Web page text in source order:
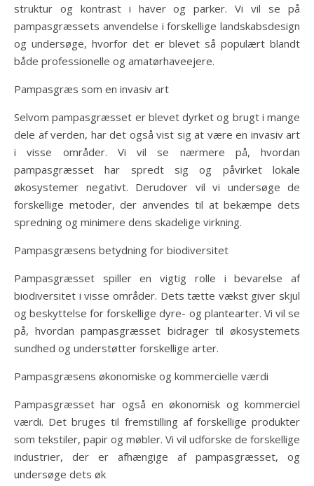
struktur og kontrast i haver og parker. Vi vil se på
pampasgræssets anvendelse i forskellige landskabsdesign
og undersøge, hvorfor det er blevet så populært blandt
både professionelle og amatørhaveejere.
Pampasgræs som en invasiv art
Selvom pampasgræsset er blevet dyrket og brugt i mange
dele af verden, har det også vist sig at være en invasiv art
i visse områder. Vi vil se nærmere på, hvordan
pampasgræsset har spredt sig og påvirket lokale
økosystemer negativt. Derudover vil vi undersøge de
forskellige metoder, der anvendes til at bekæmpe dets
spredning og minimere dens skadelige virkning.
Pampasgræsens betydning for biodiversitet
Pampasgræsset spiller en vigtig rolle i bevarelse af
biodiversitet i visse områder. Dets tætte vækst giver skjul
og beskyttelse for forskellige dyre- og plantearter. Vi vil se
på, hvordan pampasgræsset bidrager til økosystemets
sundhed og understøtter forskellige arter.
Pampasgræsens økonomiske og kommercielle værdi
Pampasgræsset har også en økonomisk og kommerciel
værdi. Det bruges til fremstilling af forskellige produkter
som tekstiler, papir og møbler. Vi vil udforske de forskellige
industrier, der er afhængige af pampasgræsset, og
undersøge dets øk